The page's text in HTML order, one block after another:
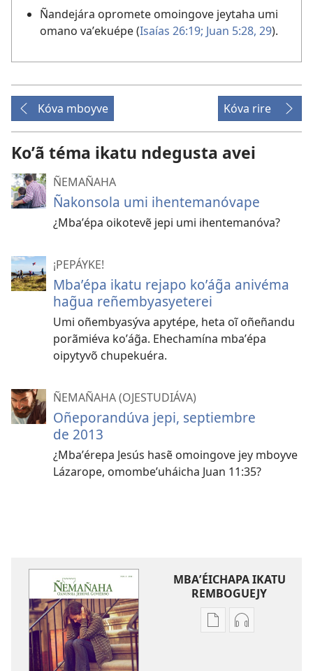
Ñandejára opromete omoingove jeytaha umi
omano vaʼekuépe (Isaías 26:19; Juan 5:28, 29).
Kóva mboyve Kóva rire
Koʼã téma ikatu ndegusta avei
ÑEMAÑAHA
Ñakonsola umi ihentemanóvape
¿Mbaʼépa oikotevẽ jepi umi ihentemanóva?
¡PEPÁYKE!
Mbaʼépa ikatu rejapo koʼág̃a anivéma
hag̃ua reñembyasyeterei
Umi oñembyasýva apytépe, heta oĩ oñeñandu
porãmiéva koʼág̃a. Ehechamína mbaʼépa
oipytyvõ chupekuéra.
ÑEMAÑAHA (OJESTUDIÁVA)
Oñeporandúva jepi, septiembre
de 2013
¿Mbaʼérepa Jesús hasẽ omoingove jey mboyve
Lázarope, omombeʼuháicha Juan 11:35?
MBAʼÉICHAPA IKATU
REMBOGUEJY
RemboguejyRemboguejy